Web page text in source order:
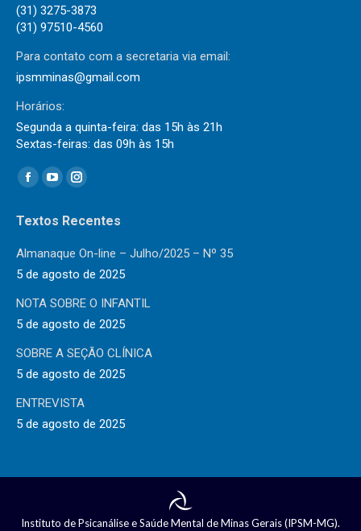
(31) 3275-3873
(31) 97510-4560
Para contato com a secretaria via email:
ipsmminas@gmail.com
Horários:
Segunda a quinta-feira: das 15h às 21h
Sextas-feiras: das 09h às 15h
Encontre-nos em:
Facebook
opens
in
new
YouTube
opens
in
new
Instagram
opens
in
new
Textos Recentes
Almanaque On-line – Julho/2025 – Nº 35
5 de agosto de 2025
NOTA SOBRE O INFANTIL
5 de agosto de 2025
SOBRE A SEÇÃO CLÍNICA
5 de agosto de 2025
ENTREVISTA
5 de agosto de 2025
Instituto de Psicanálise e Saúde Mental de Minas Gerais (IPSM-MG).